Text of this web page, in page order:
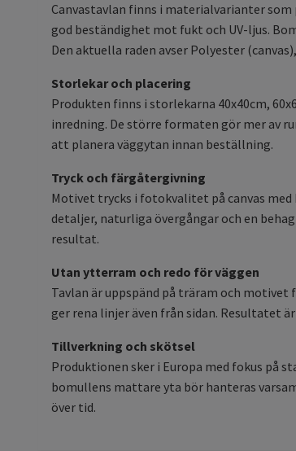
Canvastavlan finns i materialvarianter
god beständighet mot fukt och UV-ljus.
Den aktuella raden avser Polyester
Storlekar och placering
Produkten finns i storlekarna 40x40cm,
inredning. De större formaten gör mer av
att planera väggytan innan beställning.
Tryck och färgåtergivning
Motivet trycks i fotokvalitet på canvas
detaljer, naturliga övergångar och en
resultat.
Utan ytterram och redo för väggen
Tavlan är uppspänd på träram och
ger rena linjer även från sidan. Resultatet
Tillverkning och skötsel
Produktionen sker i Europa med fokus på
bomullens mattare yta bör hanteras
över tid.